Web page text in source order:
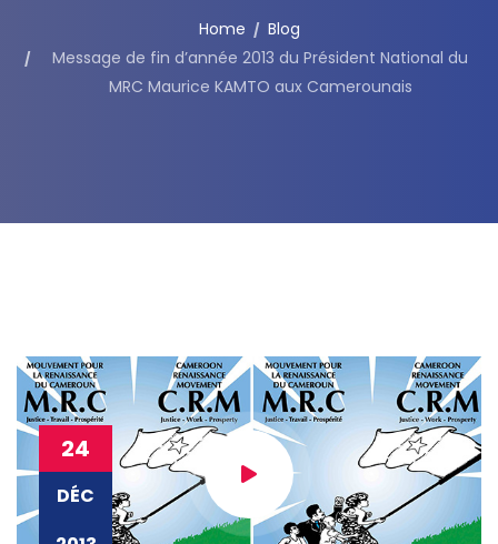
Home
Blog
Message de fin d’année 2013 du Président National du
MRC Maurice KAMTO aux Camerounais
24
DÉC